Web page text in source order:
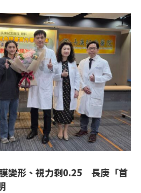
變形、視力剩0.25 長庚「首